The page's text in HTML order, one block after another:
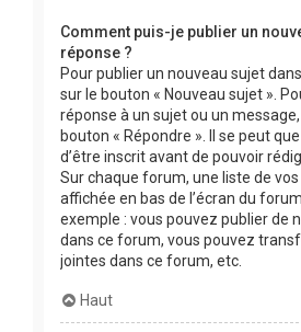
Comment puis-je publier un
réponse ?
Pour publier un nouveau sujet
sur le bouton « Nouveau sujet ».
réponse à un sujet ou un
bouton « Répondre ». Il se peut
d’être inscrit avant de pouvoir
Sur chaque forum, une liste de
affichée en bas de l’écran du
exemple : vous pouvez publier de
dans ce forum, vous pouvez
jointes dans ce forum, etc.
Haut